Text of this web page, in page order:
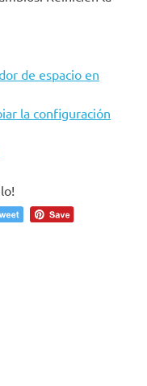
de espacio en
la configuración